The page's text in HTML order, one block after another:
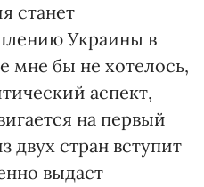
станет
Украины в
мне бы не хотелось,
аспект,
на первый
двух стран вступит
выдаст